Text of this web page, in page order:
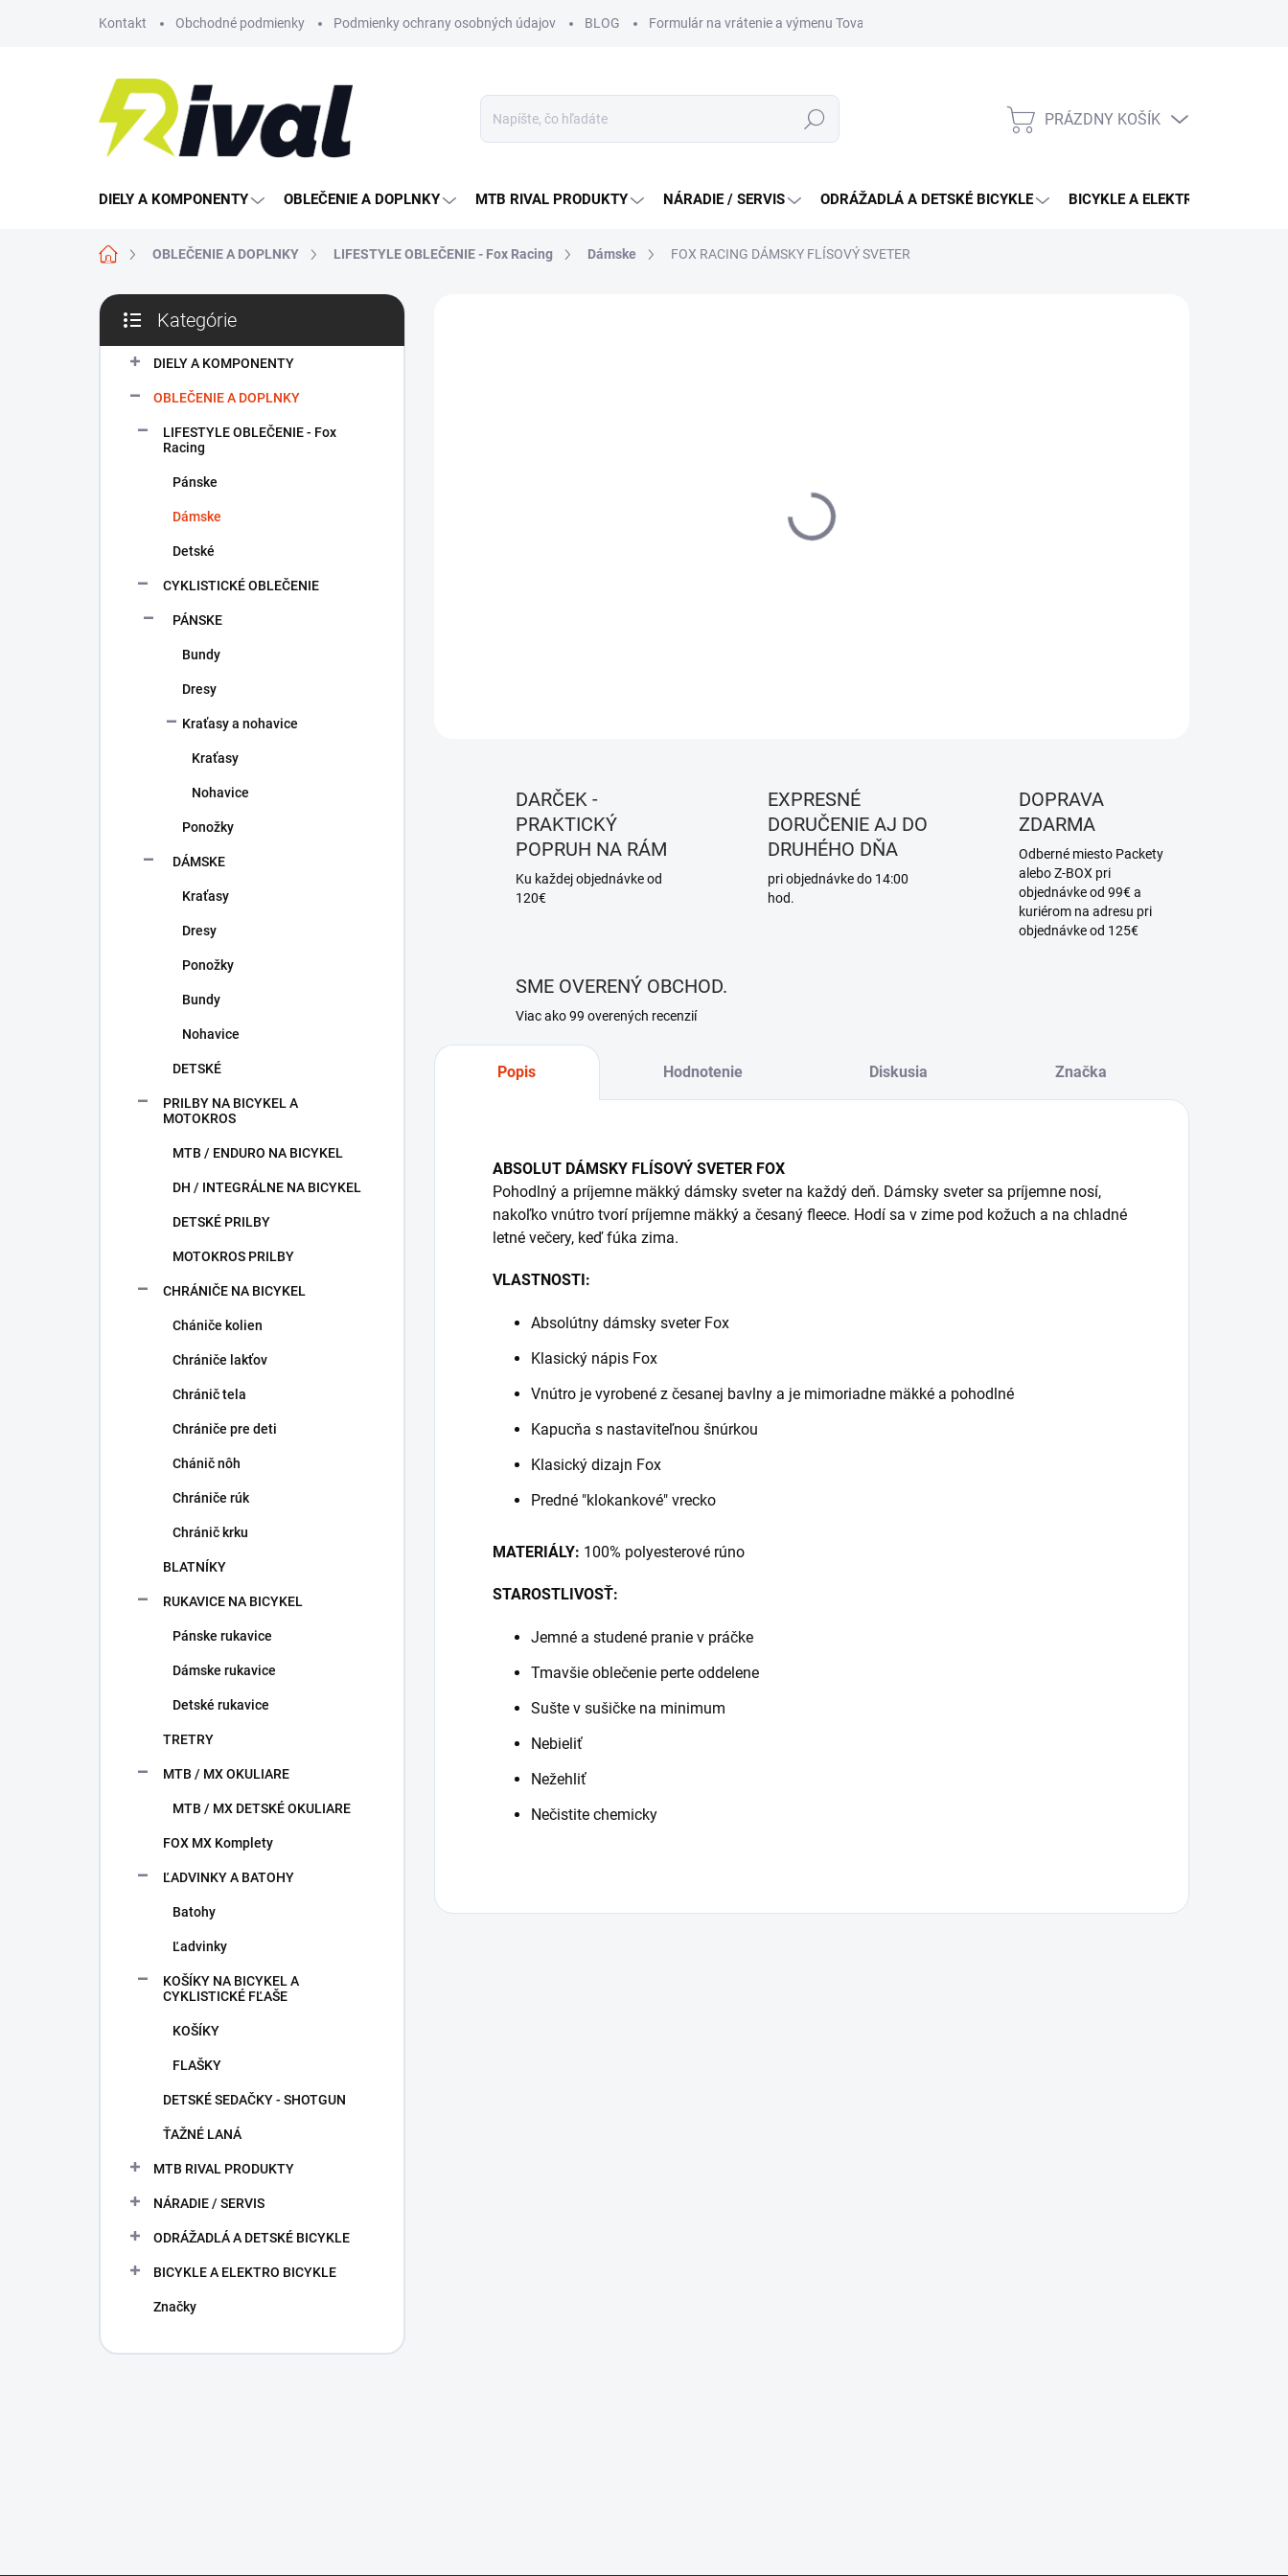
Kontakt Obchodné podmienky Podmienky ochrany osobných údajov BLOG Formulár na vrátenie a výmenu Tovaru
Hľadať
NÁKUPNÝ
PRÁZDNY KOŠÍK
DIELY A KOMPONENTY OBLEČENIE A DOPLNKY MTB RIVAL PRODUKTY NÁRADIE / SERVIS ODRÁŽADLÁ A DETSKÉ BICYKLE BICYKLE A ELEKTRO BICYKLE
DomovOBLEČENIE A DOPLNKY LIFESTYLE OBLEČENIE - Fox Racing Dámske FOX RACING DÁMSKY FLÍSOVÝ SVETER
B
č
kategórie
Kategórie
DIELY A KOMPONENTY
OBLEČENIE A DOPLNKY
LIFESTYLE OBLEČENIE - Fox
Racing
Pánske
Dámske
Detské
CYKLISTICKÉ OBLEČENIE
PÁNSKE
Bundy
Dresy
Kraťasy a nohavice
Kraťasy
Nohavice
Ponožky
DÁMSKE
Kraťasy
Dresy
Ponožky
Bundy
Nohavice
DETSKÉ
PRILBY NA BICYKEL A
MOTOKROS
MTB / ENDURO NA BICYKEL
DH / INTEGRÁLNE NA BICYKEL
DETSKÉ PRILBY
MOTOKROS PRILBY
CHRÁNIČE NA BICYKEL
Chániče kolien
Chrániče lakťov
Chránič tela
Chrániče pre deti
Chánič nôh
Chrániče rúk
Chránič krku
BLATNÍKY
RUKAVICE NA BICYKEL
Pánske rukavice
Dámske rukavice
Detské rukavice
TRETRY
MTB / MX OKULIARE
MTB / MX DETSKÉ OKULIARE
FOX MX Komplety
ĽADVINKY A BATOHY
Batohy
Ľadvinky
KOŠÍKY NA BICYKEL A
CYKLISTICKÉ FĽAŠE
KOŠÍKY
FLAŠKY
DETSKÉ SEDAČKY - SHOTGUN
ŤAŽNÉ LANÁ
MTB RIVAL PRODUKTY
NÁRADIE / SERVIS
ODRÁŽADLÁ A DETSKÉ BICYKLE
BICYKLE A ELEKTRO BICYKLE
Značky
DARČEK -
PRAKTICKÝ
POPRUH NA RÁM
Ku každej objednávke od
120€
EXPRESNÉ
DORUČENIE AJ DO
DRUHÉHO DŇA
pri objednávke do 14:00
hod.
DOPRAVA
ZDARMA
Odberné miesto Packety
alebo Z-BOX pri
objednávke od 99€ a
kuriérom na adresu pri
objednávke od 125€
SME OVERENÝ OBCHOD.
Viac ako 99 overených recenzií
Popis Hodnotenie Diskusia Značka
ABSOLUT DÁMSKY FLÍSOVÝ SVETER FOX
Pohodlný a príjemne mäkký dámsky sveter na každý deň. Dámsky sveter sa príjemne nosí,
nakoľko vnútro tvorí príjemne mäkký a česaný fleece. Hodí sa v zime pod kožuch a na chladné
letné večery, keď fúka zima.
VLASTNOSTI:
Absolútny dámsky sveter Fox
Klasický nápis Fox
Vnútro je vyrobené z česanej bavlny a je mimoriadne mäkké a pohodlné
Kapucňa s nastaviteľnou šnúrkou
Klasický dizajn Fox
Predné "klokankové" vrecko
MATERIÁLY: 100% polyesterové rúno
STAROSTLIVOSŤ:
Jemné a studené pranie v práčke
Tmavšie oblečenie perte oddelene
Sušte v sušičke na minimum
Nebieliť
Nežehliť
Nečistite chemicky